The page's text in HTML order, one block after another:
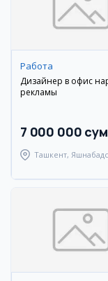
Работа
Дизайнер в офис
рекламы
7 000 000 сум
Ташкент,